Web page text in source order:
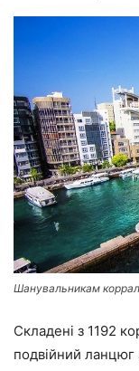
Шанувальникам
Складені з 1192
подвійний ланцюг